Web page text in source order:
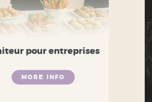
pour entreprises
MORE INFO